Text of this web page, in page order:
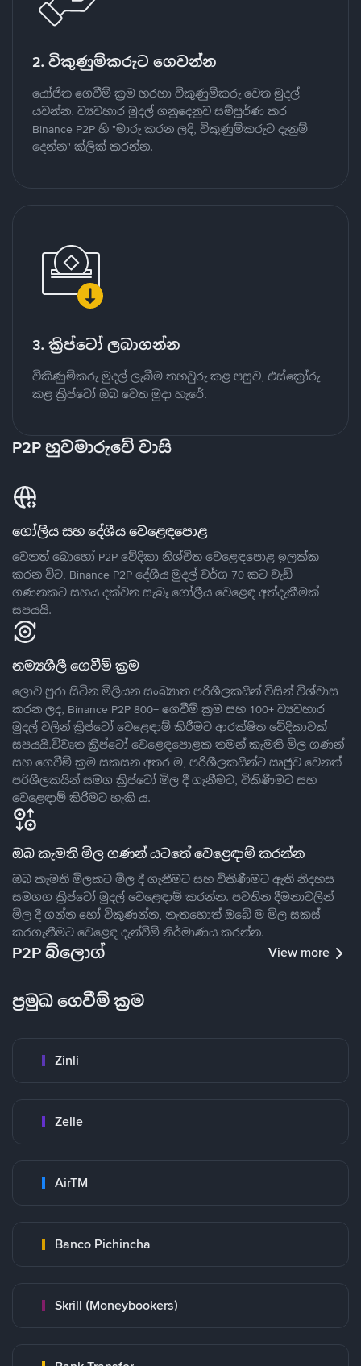
2. විකුණුම්කරුට ගෙවන්න
යෝජිත ගෙවීම් ක්‍රම හරහා විකුණුම්කරු වෙත මුදල්
යවන්න. ව්‍යවහාර මුදල් ගනුදෙනුව සම්පූර්ණ කර
Binance P2P හි "මාරු කරන ලදි, විකුණුම්කරුට දැනුම්
දෙන්න" ක්ලික් කරන්න.
3. ක්‍රිප්ටෝ ලබාගන්න
විකිණුම්කරු මුදල් ලැබීම තහවුරු කළ පසුව, එස්ක්‍රෝරු
කළ ක්‍රිප්ටෝ ඔබ වෙත මුදා හැරේ.
P2P හුවමාරුවේ වාසි
ගෝලීය සහ දේශීය වෙළෙඳපොළ
වෙනත් බොහෝ P2P වේදිකා නිශ්චිත වෙළෙඳපොළ ඉලක්ක
කරන විට, Binance P2P දේශීය මුදල් වර්ග 70 කට වැඩි
ගණනකට සහය දක්වන සැබෑ ගෝලීය වෙළෙඳ අත්දැකීමක්
සපයයි.
නම්‍යශීලී ගෙවීම් ක්‍රම
ලොව පුරා සිටින මිලියන සංඛ්‍යාත පරිශීලකයින් විසින් විශ්වාස
කරන ලද, Binance P2P 800+ ගෙවීම් ක්‍රම සහ 100+ ව්‍යවහාර
මුදල් වලින් ක්‍රිප්ටෝ වෙළෙඳාම් කිරීමට ආරක්ෂිත වේදිකාවක්
සපයයි.විවෘත ක්‍රිප්ටෝ වෙළෙඳපොළක තමන් කැමති මිල ගණන්
සහ ගෙවීම් ක්‍රම සකසන අතර ම, පරිශීලකයින්ට ඍජුව වෙනත්
පරිශීලකයින් සමග ක්‍රිප්ටෝ මිල දී ගැනීමට, විකිණීමට සහ
වෙළෙඳාම් කිරීමට හැකි ය.
ඔබ කැමති මිල ගණන් යටතේ වෙළෙඳාම් කරන්න
ඔබ කැමති මිලකට මිල දී ගැනීමට සහ විකිණීමට ඇති නිදහස
සමගග ක්‍රිප්ටෝ මුදල් වෙළෙඳාම් කරන්න. පවතින දීමනාවලින්
මිල දී ගන්න හෝ විකුණන්න, නැතහොත් ඔබේ ම මිල සකස්
කරගැනීමට වෙළෙඳ දැන්වීම් නිර්මාණය කරන්න.
P2P බ්ලොග් View more
ප්‍රමුඛ ගෙවීම් ක්‍රම
Zinli
Zelle
AirTM
Banco Pichincha
Skrill (Moneybookers)